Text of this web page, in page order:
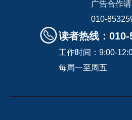
广告合作请
010-
读者热线：010-
工作时间：9:00-
每周一至周五